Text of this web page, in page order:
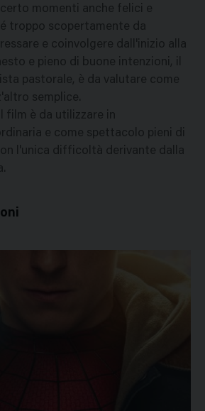
momenti anche felici e
troppo scopertamente da
e coinvolgere dall'inizio alla
e pieno di buone intenzioni, il
pastorale, è da valutare come
semplice.
film è da utilizzare in
e come spettacolo pieni di
l'unica difficoltà derivante dalla